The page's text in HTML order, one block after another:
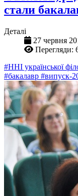
стали
Деталі
27 червня
Перегляди:
#ННІ української
#бакалавр #випуск-